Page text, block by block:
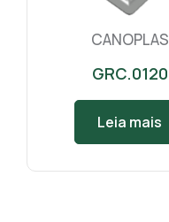
CANOPLAS
GRC.0120
Leia mais